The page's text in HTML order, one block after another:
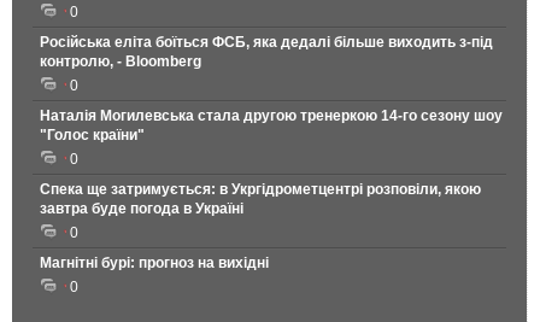
0
Російська еліта боїться ФСБ, яка дедалі більше виходить з-під
контролю, - Bloomberg
0
Наталія Могилевська стала другою тренеркою 14-го сезону шоу
"Голос країни"
0
Спека ще затримується: в Укргідрометцентрі розповіли, якою
завтра буде погода в Україні
0
Магнітні бурі: прогноз на вихідні
0